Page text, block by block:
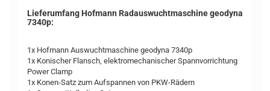
Lieferumfang Hofmann Radauswuchtmaschine geodyna
7340p:
1x Hofmann Auswuchtmaschine geodyna 7340p
1x Konischer Flansch, elektromechanischer Spannvorrichtung
Power Clamp
1x Konen-Satz zum Aufspannen von PKW-Rädern